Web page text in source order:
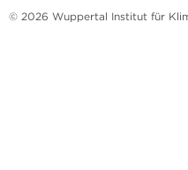
© 2026 Wuppertal Institut für